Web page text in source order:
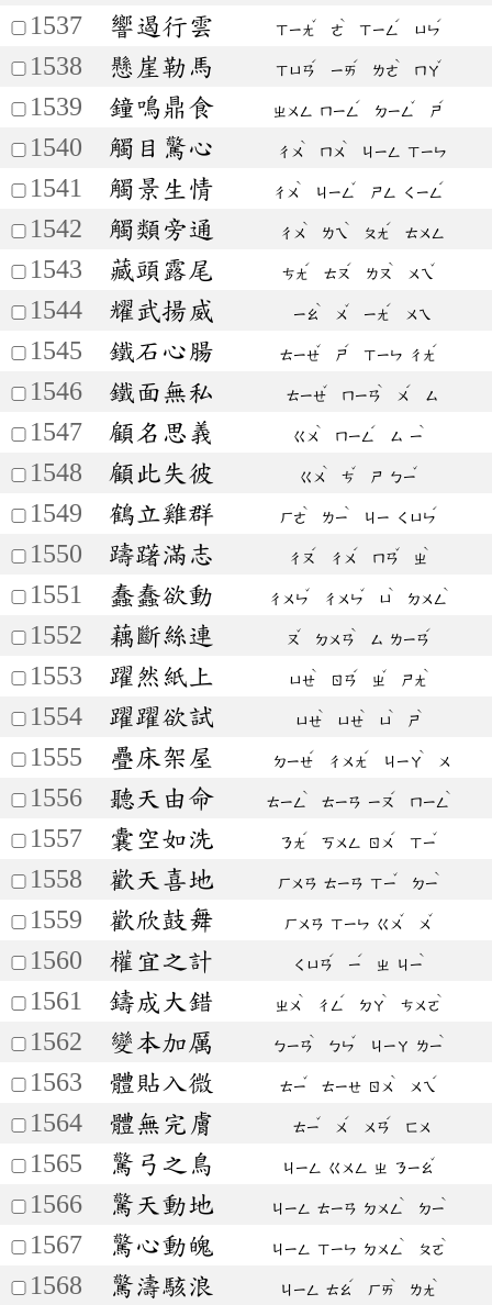
1537 響遏行雲 ㄒㄧㄤ
ˇ
ㄜ
ˋ
ㄒㄧㄥ
ˊ
ㄩㄣ
ˊ
1538 懸崖勒馬 ㄒㄩㄢ
ˊ
ㄧㄞ
ˊ
ㄌㄜ
ˋ
ㄇㄚ
ˇ
1539 鐘鳴鼎食 ㄓㄨㄥ ㄇㄧㄥ
ˊ
ㄉㄧㄥ
ˇ
ㄕ
ˊ
1540 觸目驚心 ㄔㄨ
ˋ
ㄇㄨ
ˋ
ㄐㄧㄥ ㄒㄧㄣ
1541 觸景生情 ㄔㄨ
ˋ
ㄐㄧㄥ
ˇ
ㄕㄥ ㄑㄧㄥ
ˊ
1542 觸類旁通 ㄔㄨ
ˋ
ㄌㄟ
ˋ
ㄆㄤ
ˊ
ㄊㄨㄥ
1543 藏頭露尾 ㄘㄤ
ˊ
ㄊㄡ
ˊ
ㄌㄡ
ˋ
ㄨㄟ
ˇ
1544 耀武揚威 ㄧㄠ
ˋ
ㄨ
ˇ
ㄧㄤ
ˊ
ㄨㄟ
1545 鐵石心腸 ㄊㄧㄝ
ˇ
ㄕ
ˊ
ㄒㄧㄣ ㄔㄤ
ˊ
1546 鐵面無私 ㄊㄧㄝ
ˇ
ㄇㄧㄢ
ˋ
ㄨ
ˊ
ㄙ
1547 顧名思義 ㄍㄨ
ˋ
ㄇㄧㄥ
ˊ
ㄙ ㄧ
ˋ
1548 顧此失彼 ㄍㄨ
ˋ
ㄘ
ˇ
ㄕ ㄅㄧ
ˇ
1549 鶴立雞群 ㄏㄜ
ˋ
ㄌㄧ
ˋ
ㄐㄧ ㄑㄩㄣ
ˊ
1550 躊躇滿志 ㄔㄡ
ˊ
ㄔㄨ
ˊ
ㄇㄢ
ˇ
ㄓ
ˋ
1551 蠢蠢欲動 ㄔㄨㄣ
ˇ
ㄔㄨㄣ
ˇ
ㄩ
ˋ
ㄉㄨㄥ
ˋ
1552 藕斷絲連 ㄡ
ˇ
ㄉㄨㄢ
ˋ
ㄙ ㄌㄧㄢ
ˊ
1553 躍然紙上 ㄩㄝ
ˋ
ㄖㄢ
ˊ
ㄓ
ˇ
ㄕㄤ
ˋ
1554 躍躍欲試 ㄩㄝ
ˋ
ㄩㄝ
ˋ
ㄩ
ˋ
ㄕ
ˋ
1555 疊床架屋 ㄉㄧㄝ
ˊ
ㄔㄨㄤ
ˊ
ㄐㄧㄚ
ˋ
ㄨ
1556 聽天由命 ㄊㄧㄥ
ˋ
ㄊㄧㄢ ㄧㄡ
ˊ
ㄇㄧㄥ
ˋ
1557 囊空如洗 ㄋㄤ
ˊ
ㄎㄨㄥ ㄖㄨ
ˊ
ㄒㄧ
ˇ
1558 歡天喜地 ㄏㄨㄢ ㄊㄧㄢ ㄒㄧ
ˇ
ㄉㄧ
ˋ
1559 歡欣鼓舞 ㄏㄨㄢ ㄒㄧㄣ ㄍㄨ
ˇ
ㄨ
ˇ
1560 權宜之計 ㄑㄩㄢ
ˊ
ㄧ
ˊ
ㄓ ㄐㄧ
ˋ
1561 鑄成大錯 ㄓㄨ
ˋ
ㄔㄥ
ˊ
ㄉㄚ
ˋ
ㄘㄨㄛ
ˋ
1562 變本加厲 ㄅㄧㄢ
ˋ
ㄅㄣ
ˇ
ㄐㄧㄚ ㄌㄧ
ˋ
1563 體貼入微 ㄊㄧ
ˇ
ㄊㄧㄝ ㄖㄨ
ˋ
ㄨㄟ
ˊ
1564 體無完膚 ㄊㄧ
ˇ
ㄨ
ˊ
ㄨㄢ
ˊ
ㄈㄨ
1565 驚弓之鳥 ㄐㄧㄥ ㄍㄨㄥ ㄓ ㄋㄧㄠ
ˇ
1566 驚天動地 ㄐㄧㄥ ㄊㄧㄢ ㄉㄨㄥ
ˋ
ㄉㄧ
ˋ
1567 驚心動魄 ㄐㄧㄥ ㄒㄧㄣ ㄉㄨㄥ
ˋ
ㄆㄛ
ˋ
1568 驚濤駭浪 ㄐㄧㄥ ㄊㄠ
ˊ
ㄏㄞ
ˋ
ㄌㄤ
ˋ